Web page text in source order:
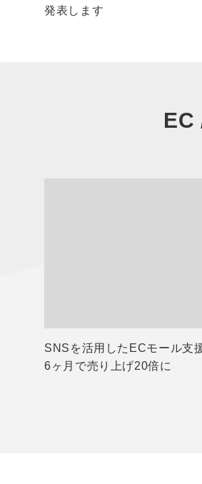
発表します
EC
SNSを活用したECモール支
6ヶ月で売り上げ20倍に